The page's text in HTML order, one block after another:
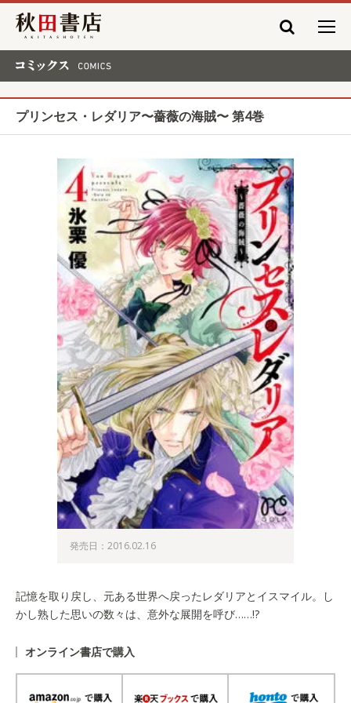
秋田書店
プリンセス・レダリア〜薔薇の海賊〜 第4巻
発売日：2016.02.16
記憶を取り戻し、元ある世界へ戻ったレダリアとイスマイル。し
かし熟した思いの数々は、意外な展開を呼び……!?
オンライン書店で購入